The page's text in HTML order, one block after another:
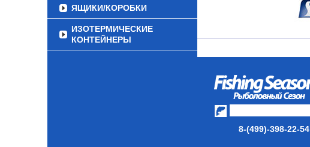
ЯЩИКИ/КОРОБКИ
ИЗОТЕРМИЧЕСКИЕ
КОНТЕЙНЕРЫ
8-(499)-398-22-54